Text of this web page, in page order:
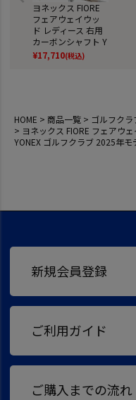
ヨネックス FIORE
フェアウェイウッ
ド レディース 右用
カーボンシャフト Y
ONEX ゴルフクラブ
2025年モデル 日本
¥17,710(税込)
HOME 商品一覧 ゴルフクラ
ヨネックス FIORE フェアウ
YONEX ゴルフクラブ 2025年
新規会員登録
ご利用ガイド
ご購入までの流れ